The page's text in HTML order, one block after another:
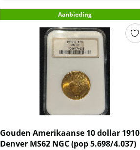
Aanbieding
Gouden Amerikaanse 10 dollar 1910
Denver MS62 NGC (pop 5.698/4.037)